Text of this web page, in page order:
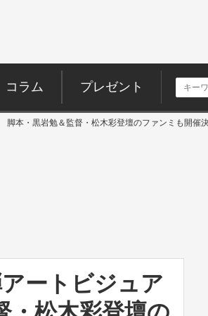
コラム プレゼント
脚本・黒岩勉＆監督・松木彩登壇のファンミも開催
ートビジュア